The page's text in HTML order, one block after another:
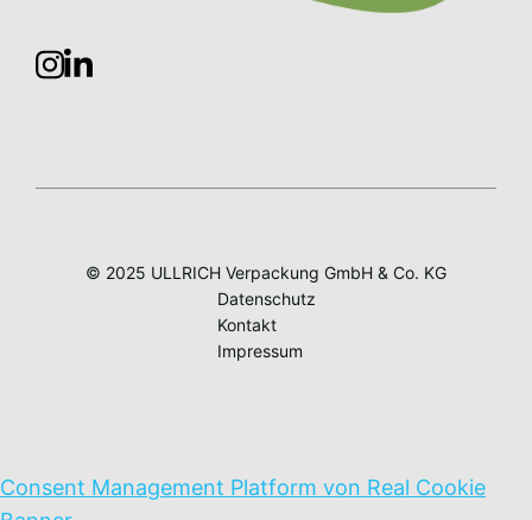
© 2025 ULLRICH Verpackung GmbH & Co. KG
Datenschutz
Kontakt
Impressum
Consent Management Platform von Real Cookie